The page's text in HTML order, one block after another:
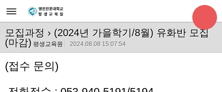
모집과정 › (2024년 가을학기/8월) 유화반 모집
(마감) 평생교육원 2024.08.08 15:07:54
(접수 문의)